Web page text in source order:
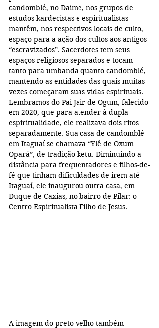
candomblé, no Daime, nos grupos de
estudos kardecistas e espiritualistas
mantêm, nos respectivos locais de culto,
espaço para a ação dos cultos aos antigos
“escravizados”. Sacerdotes tem seus
espaços religiosos separados e tocam
tanto para umbanda quanto candomblé,
mantendo as entidades das quais muitas
vezes começaram suas vidas espirituais.
Lembramos do Pai Jair de Ogum, falecido
em 2020, que para atender à dupla
espiritualidade, ele realizava dois ritos
separadamente. Sua casa de candomblé
em Itaguaí se chamava “Ylê de Oxum
Opará”, de tradição ketu. Diminuindo a
distância para frequentadores e filhos-de-
fé que tinham dificuldades de irem até
Itaguaí, ele inaugurou outra casa, em
Duque de Caxias, no bairro de Pilar: o
Centro Espiritualista Filho de Jesus.
A imagem do preto velho também